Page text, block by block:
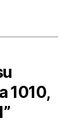
1010,